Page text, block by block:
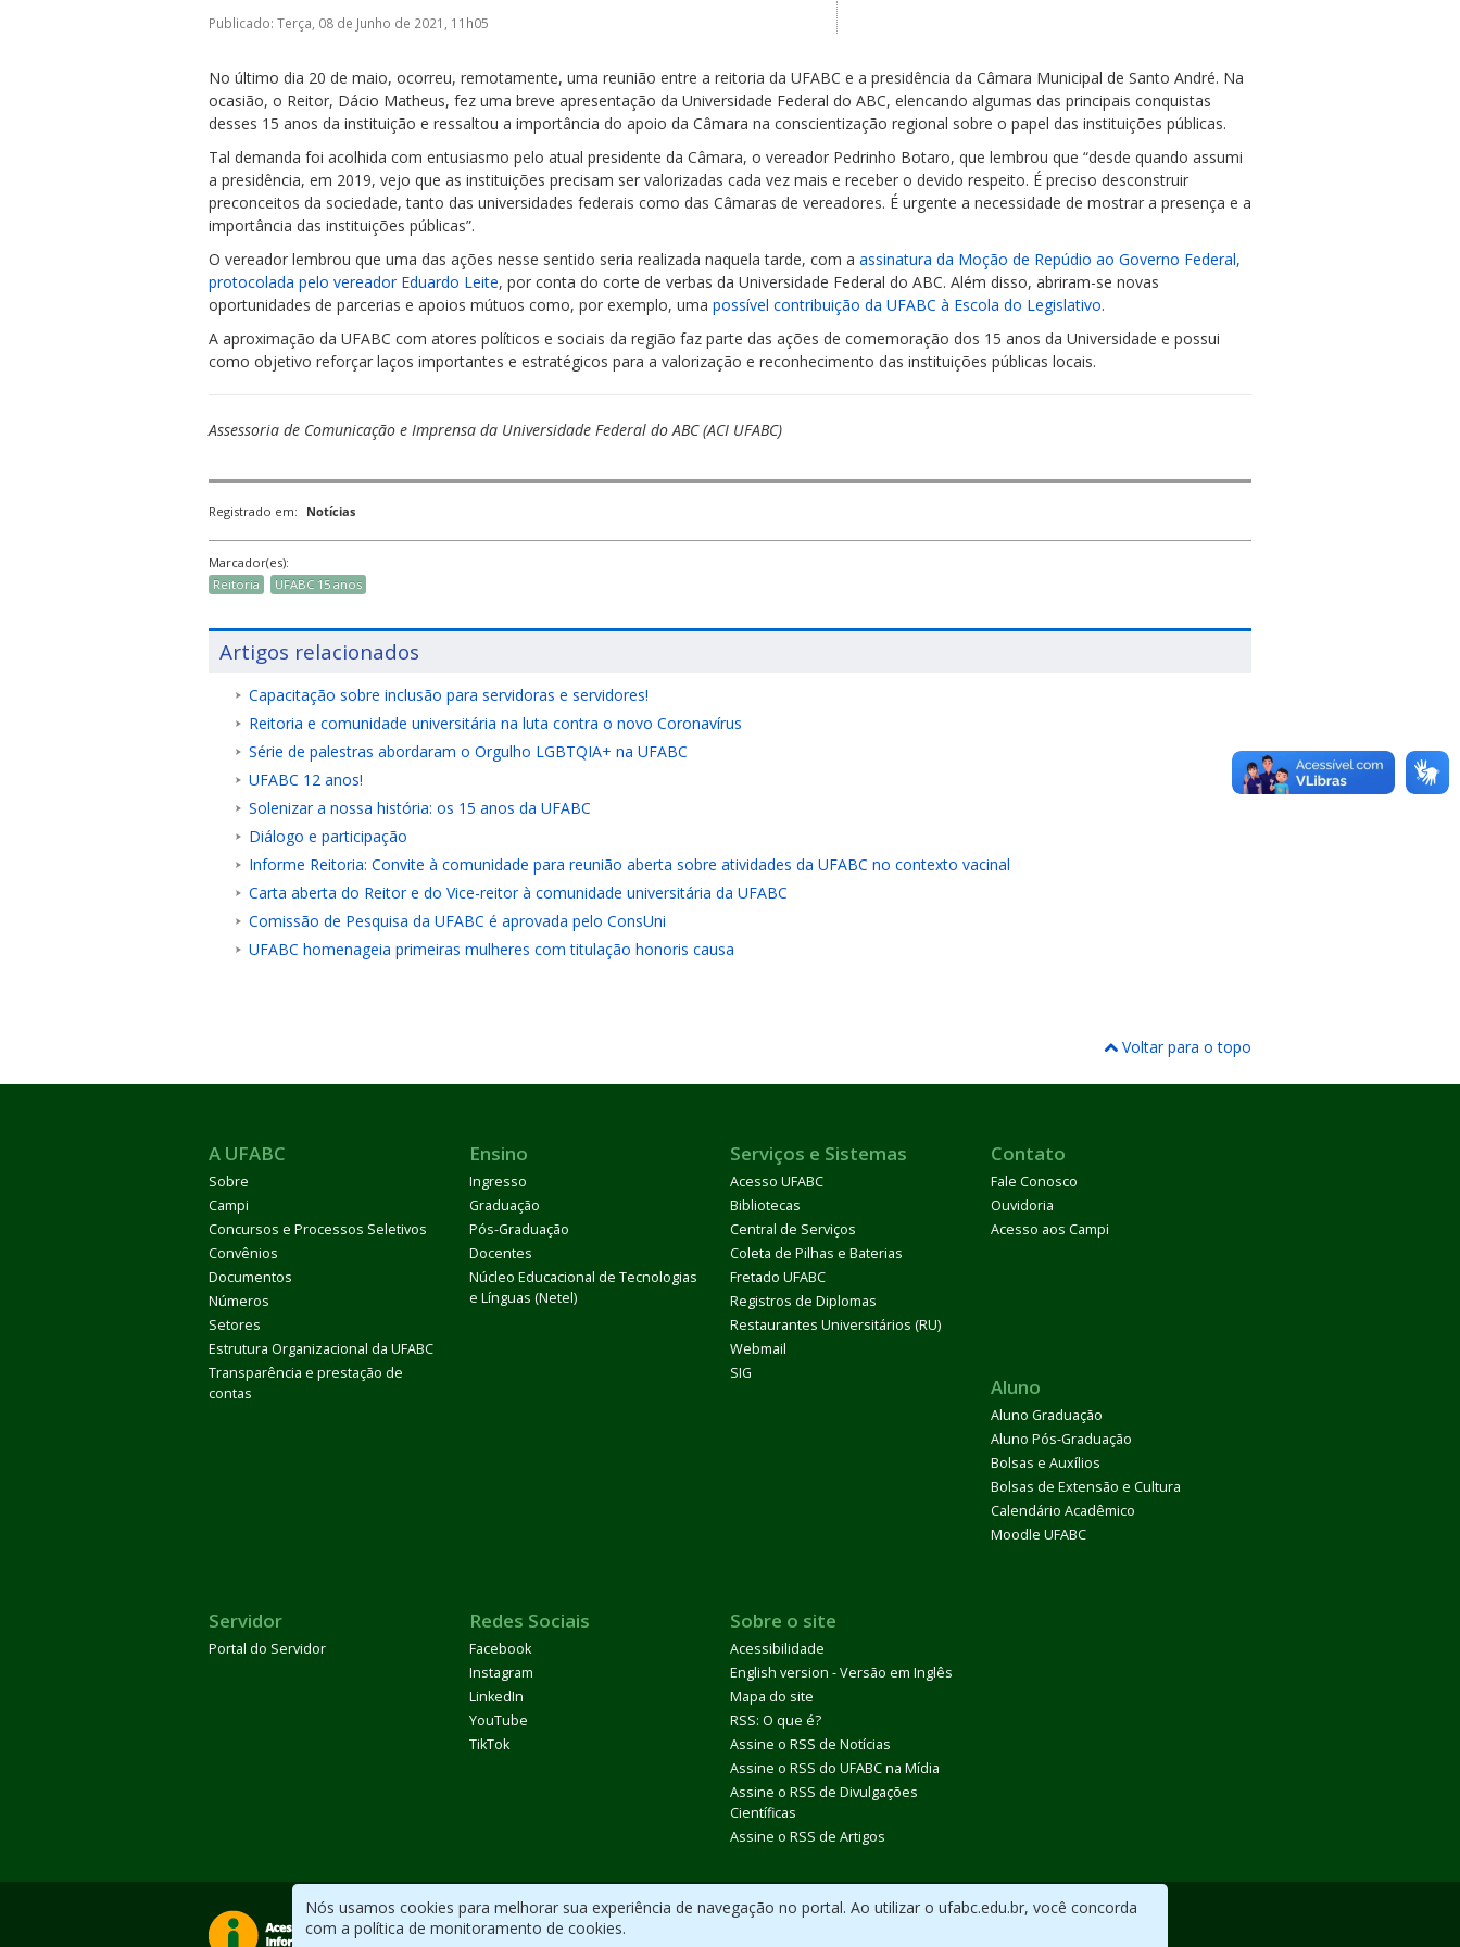
Nós usamos cookies para melhorar sua experiência de navegação no portal. Ao utilizar o ufabc.edu.br, você concorda
com a política de monitoramento de cookies.
Publicado: Terça, 08 de Junho de 2021, 11h05
No último dia 20 de maio, ocorreu, remotamente, uma reunião entre a reitoria da UFABC e a presidência da Câmara Municipal de Santo André. Na
ocasião, o Reitor, Dácio Matheus, fez uma breve apresentação da Universidade Federal do ABC, elencando algumas das principais conquistas
desses 15 anos da instituição e ressaltou a importância do apoio da Câmara na conscientização regional sobre o papel das instituições públicas.
Tal demanda foi acolhida com entusiasmo pelo atual presidente da Câmara, o vereador Pedrinho Botaro, que lembrou que “desde quando assumi
a presidência, em 2019, vejo que as instituições precisam ser valorizadas cada vez mais e receber o devido respeito. É preciso desconstruir
preconceitos da sociedade, tanto das universidades federais como das Câmaras de vereadores. É urgente a necessidade de mostrar a presença e a
importância das instituições públicas”.
O vereador lembrou que uma das ações nesse sentido seria realizada naquela tarde, com a assinatura da Moção de Repúdio ao Governo Federal,
protocolada pelo vereador Eduardo Leite, por conta do corte de verbas da Universidade Federal do ABC. Além disso, abriram-se novas
oportunidades de parcerias e apoios mútuos como, por exemplo, uma possível contribuição da UFABC à Escola do Legislativo.
A aproximação da UFABC com atores políticos e sociais da região faz parte das ações de comemoração dos 15 anos da Universidade e possui
como objetivo reforçar laços importantes e estratégicos para a valorização e reconhecimento das instituições públicas locais.
Assessoria de Comunicação e Imprensa da Universidade Federal do ABC (ACI UFABC)
Registrado em: Notícias
Marcador(es):
Reitoria
UFABC 15 anos
Artigos relacionados
Capacitação sobre inclusão para servidoras e servidores!
Reitoria e comunidade universitária na luta contra o novo Coronavírus
Série de palestras abordaram o Orgulho LGBTQIA+ na UFABC
UFABC 12 anos!
Solenizar a nossa história: os 15 anos da UFABC
Diálogo e participação
Informe Reitoria: Convite à comunidade para reunião aberta sobre atividades da UFABC no contexto vacinal
Carta aberta do Reitor e do Vice-reitor à comunidade universitária da UFABC
Comissão de Pesquisa da UFABC é aprovada pelo ConsUni
UFABC homenageia primeiras mulheres com titulação honoris causa
Voltar para o topo
A UFABC
Sobre
Campi
Concursos e Processos Seletivos
Convênios
Documentos
Números
Setores
Estrutura Organizacional da UFABC
Transparência e prestação de
contas
Ensino
Ingresso
Graduação
Pós-Graduação
Docentes
Núcleo Educacional de Tecnologias
e Línguas (Netel)
Serviços e Sistemas
Acesso UFABC
Bibliotecas
Central de Serviços
Coleta de Pilhas e Baterias
Fretado UFABC
Registros de Diplomas
Restaurantes Universitários (RU)
Webmail
SIG
Contato
Fale Conosco
Ouvidoria
Acesso aos Campi
Aluno
Aluno Graduação
Aluno Pós-Graduação
Bolsas e Auxílios
Bolsas de Extensão e Cultura
Calendário Acadêmico
Moodle UFABC
Servidor
Portal do Servidor
Redes Sociais
Facebook
Instagram
LinkedIn
YouTube
TikTok
Sobre o site
Acessibilidade
English version - Versão em Inglês
Mapa do site
RSS: O que é?
Assine o RSS de Notícias
Assine o RSS do UFABC na Mídia
Assine o RSS de Divulgações
Científicas
Assine o RSS de Artigos